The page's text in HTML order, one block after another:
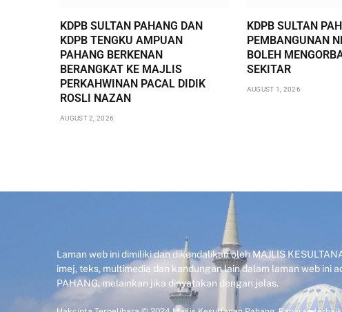
KDPB SULTAN PAHANG DAN
KDPB TENGKU AMPUAN
PAHANG BERKENAN
BERANGKAT KE MAJLIS
PERKAHWINAN PACAL DIDIK
ROSLI NAZAN
AUGUST 2, 2026
KDPB SULTAN
PEMBANGUNAN
BOLEH
SEKITAR
AUGUST 1, 2026
Laman web ini dimiliki dan dikendalikan oleh MAJLIS
imej, teks, multimedia dan kandungan lain dalam laman web ini
PAHANG, melainkan jika dinyatakan dengan jelas.